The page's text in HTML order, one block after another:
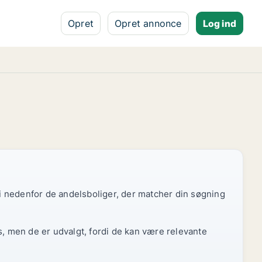
Opret Opret annonce Log ind
de andelsboliger, der matcher din søgning
men de er udvalgt, fordi de kan være relevante